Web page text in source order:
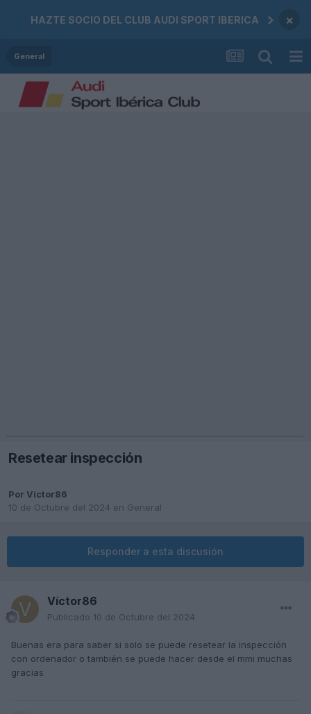
HAZTE SOCIO DEL CLUB AUDI SPORT IBERICA ×
General
Resetear inspección
PorVíctor86
10 de Octubre del 2024 en General
Responder a esta discusión
Víctor86
Publicado 10 de Octubre del 2024
Buenas era para saber si solo se puede resetear la inspección
con ordenador o también se puede hacer desde el mmi muchas
gracias